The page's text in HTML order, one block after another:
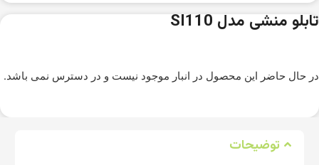
تابلو منشی مدل SI110
در حال حاضر این محصول در انبار موجود نیست و در دسترس نمی باشد.
توضیحات